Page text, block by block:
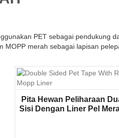
PET sebagai pendukung
MOPP merah sebagai lapisan
Pita Hewan Peliharaan
Sisi Dengan Liner Pel